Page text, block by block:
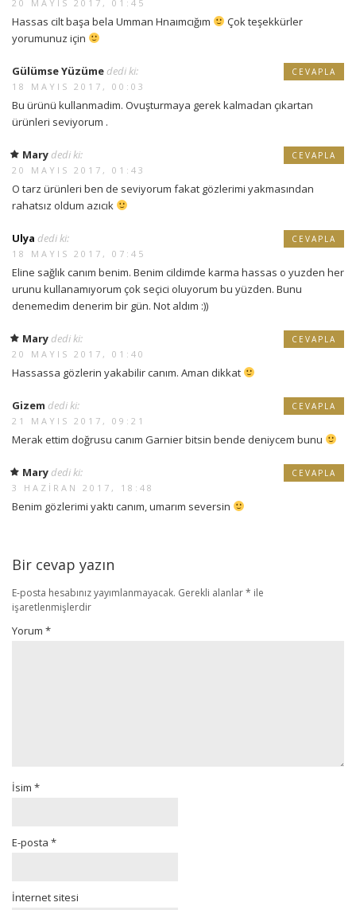
20 MAYIS 2017, 01:45
Hassas cilt başa bela Umman Hnaımcığım
Çok teşekkürler
yorumunuz için
Gülümse Yüzüme dedi ki:
18 MAYIS 2017, 00:03
Bu ürünü kullanmadim. Ovuşturmaya gerek kalmadan çıkartan
ürünleri seviyorum .
CEVAPLA
Mary dedi ki:
20 MAYIS 2017, 01:43
O tarz ürünleri ben de seviyorum fakat gözlerimi yakmasından
rahatsız oldum azıcık
CEVAPLA
Ulya dedi ki:
18 MAYIS 2017, 07:45
Eline sağlık canım benim. Benim cildimde karma hassas o yuzden her
urunu kullanamıyorum çok seçici oluyorum bu yüzden. Bunu
denemedim denerim bir gün. Not aldım :))
CEVAPLA
Mary dedi ki:
20 MAYIS 2017, 01:40
Hassassa gözlerin yakabilir canım. Aman dikkat
CEVAPLA
Gizem dedi ki:
21 MAYIS 2017, 09:21
Merak ettim doğrusu canım Garnier bitsin bende deniycem bunu
CEVAPLA
Mary dedi ki:
3 HAZIRAN 2017, 18:48
Benim gözlerimi yaktı canım, umarım seversin
CEVAPLA
Bir cevap yazın
E-posta hesabınız yayımlanmayacak. Gerekli alanlar* ile
işaretlenmişlerdir
Yorum *
İsim *
E-posta *
İnternet sitesi